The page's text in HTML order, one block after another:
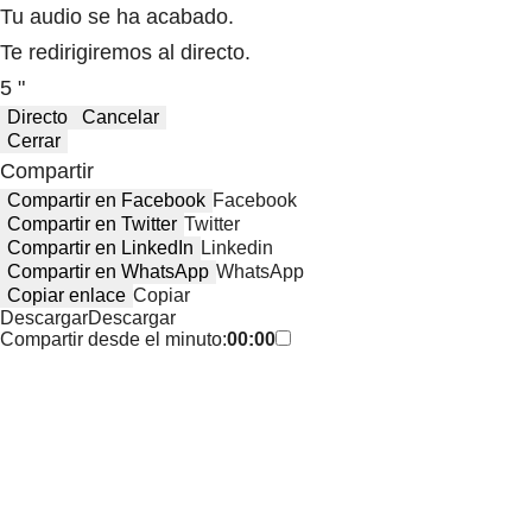
Tu audio se ha acabado.
Te redirigiremos al directo.
5 "
Directo
Cancelar
Cerrar
Compartir
Compartir en Facebook Facebook
Compartir en Twitter Twitter
Compartir en LinkedIn Linkedin
Compartir en WhatsApp WhatsApp
Copiar enlace Copiar
DescargarDescargar
Compartir desde el minuto:00:00